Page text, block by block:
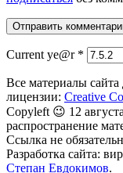
Current ye@r *
Все материалы
лицензии: Creative
Copyleft 😉 12
распространение
Ссылка не
Разработка сайта:
Степан Евдокимов.